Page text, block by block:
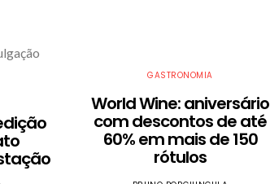
GASTRONOMIA
World Wine: aniversário
com descontos de até
60% em mais de 150
rótulos